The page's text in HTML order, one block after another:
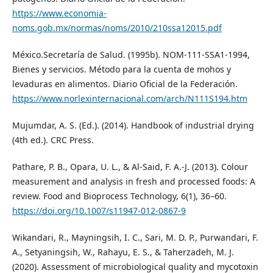
https://www.economia-
noms.gob.mx/normas/noms/2010/210ssa12015.pdf
México.Secretaría de Salud. (1995b). NOM-111-SSA1-1994,
Bienes y servicios. Método para la cuenta de mohos y
levaduras en alimentos. Diario Oficial de la Federación.
https://www.norlexinternacional.com/arch/N111S194.htm
Mujumdar, A. S. (Ed.). (2014). Handbook of industrial drying
(4th ed.). CRC Press.
Pathare, P. B., Opara, U. L., & Al-Said, F. A.-J. (2013). Colour
measurement and analysis in fresh and processed foods: A
review. Food and Bioprocess Technology, 6(1), 36–60.
https://doi.org/10.1007/s11947-012-0867-9
Wikandari, R., Mayningsih, I. C., Sari, M. D. P., Purwandari, F.
A., Setyaningsih, W., Rahayu, E. S., & Taherzadeh, M. J.
(2020). Assessment of microbiological quality and mycotoxin